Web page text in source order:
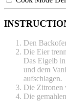
Den
Die Eier
Das Eigelb
und dem
aufschlagen.
Die Zitronen
Die